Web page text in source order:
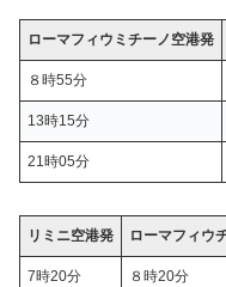
ローマフィウミチーノ空港発
８時55分
13時15分
21時05分
リミニ空港発 ローマフィウ
7時20分 ８時20分